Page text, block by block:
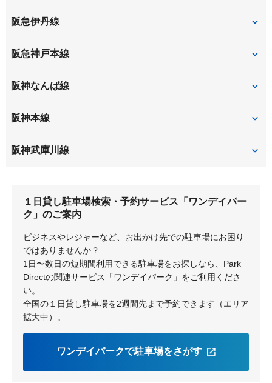
玄番北之町
甲子園口
阪急伊丹線
塚口
阪急神戸本線
塚口
阪神なんば線
尼崎
阪神本線
出屋敷
阪神武庫川線
１日貸し駐車場検索・予約サービス「ワンデイパー
ク」のご案内
ビジネスやレジャーなど、お出かけ先での駐車場にお困り
ではありませんか？
1日〜数日の短期間利用できる駐車場をお探しなら、Park
Directの関連サービス「ワンデイパーク」をご利用くださ
い。
全国の１日貸し駐車場を2週間先まで予約できます（エリア
拡大中）。
ワンデイパークで駐車場をさがす